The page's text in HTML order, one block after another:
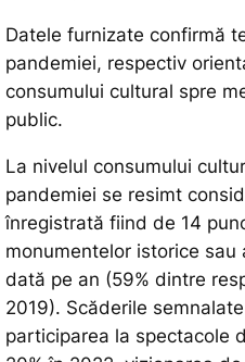
Datele furnizate confirmă
pandemiei, respectiv
consumului cultural spre
public.
La nivelul consumului
pandemiei se resimt
înregistrată fiind de 14
monumentelor istorice
dată pe an (59% dintre
2019). Scăderile
participarea la spectacole